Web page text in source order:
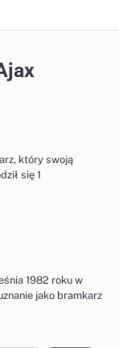
który swoją
się 1
1982 roku w
jako bramkarz